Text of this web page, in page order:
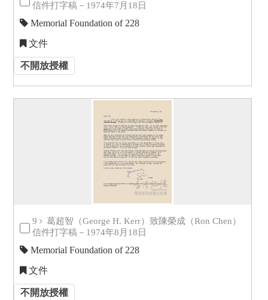
信件打字稿－1974年7月18日
Memorial Foundation of 228
文件
不開放授權
9
葛超智（George H. Kerr）致陳榮成（Ron Chen）
信件打字稿－1974年8月18日
Memorial Foundation of 228
文件
不開放授權